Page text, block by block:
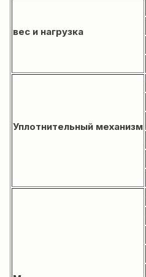
вес и нагрузка
Уплотнительный механизм